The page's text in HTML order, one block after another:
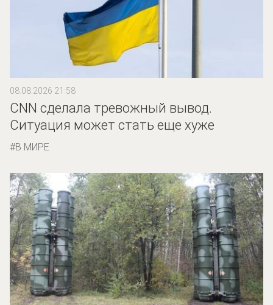
08.08.2026 21:58
CNN сделала тревожный вывод.
Ситуация может стать еще хуже
В МИРЕ